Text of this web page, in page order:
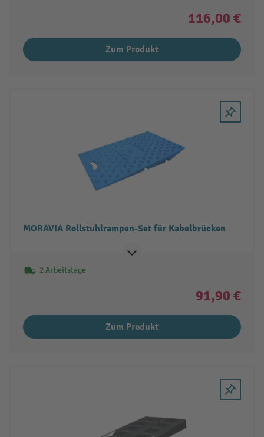
116,00 €
Zum Produkt
MORAVIA Rollstuhlrampen-Set für Kabelbrücken
2 Arbeitstage
91,90 €
Zum Produkt